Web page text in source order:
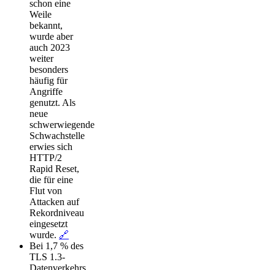
schon eine
Weile
bekannt,
wurde aber
auch 2023
weiter
besonders
häufig für
Angriffe
genutzt. Als
neue
schwerwiegende
Schwachstelle
erwies sich
HTTP/2
Rapid Reset,
die für eine
Flut von
Attacken auf
Rekordniveau
eingesetzt
wurde. 🔗
Bei 1,7 % des
TLS 1.3-
Datenverkehrs